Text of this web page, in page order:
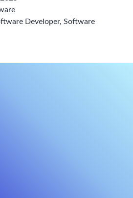
Developer, Software